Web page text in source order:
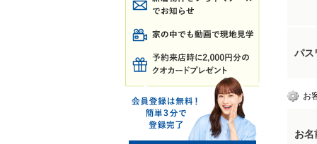
パス
お
お名